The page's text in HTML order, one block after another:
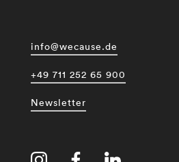
info@wecause.de
+49 711 252 65 900
Newsletter